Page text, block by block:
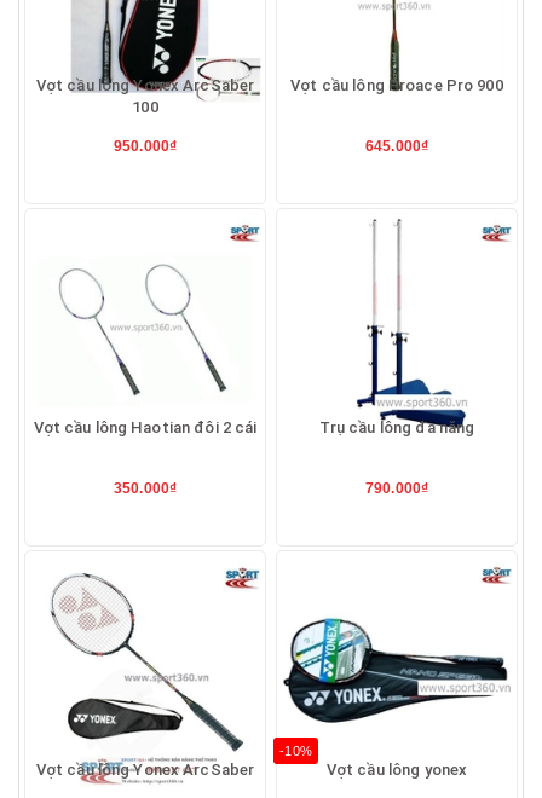
Vợt cầu lông Yonex ArcSaber
100
950.000₫
Vợt cầu lông Proace Pro 900
645.000₫
Vợt cầu lông Haotian đôi 2 cái
350.000₫
Trụ cầu lông đa năng
790.000₫
Vợt cầu lông Yonex ArcSaber
-10%
Vợt cầu lông yonex